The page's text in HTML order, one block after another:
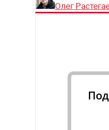
Олег